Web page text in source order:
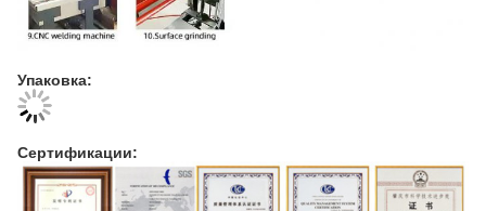
Упаковка:
Сертификации: